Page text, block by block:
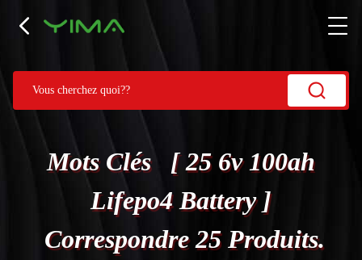
Mots Clés [ 25 6v 100ah
Lifepo4 Battery ]
Correspondre 25 Produits.